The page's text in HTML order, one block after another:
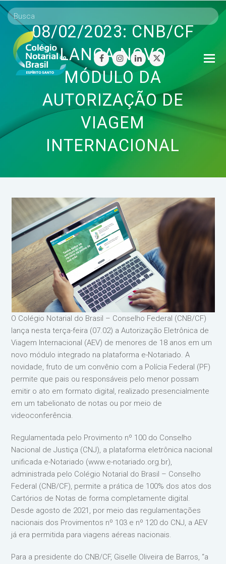
facebookinstagram
linkedintwitter
08/02/2023: CNB/CF
LANÇA NOVO
MÓDULO DA
AUTORIZAÇÃO DE
VIAGEM
INTERNACIONAL
O Colégio Notarial do Brasil – Conselho Federal (CNB/CF)
lança nesta terça-feira (07.02) a Autorização Eletrônica de
Viagem Internacional (AEV) de menores de 18 anos em um
novo módulo integrado na plataforma e-Notariado. A
novidade, fruto de um convênio com a Polícia Federal (PF)
permite que pais ou responsáveis pelo menor possam
emitir o ato em formato digital, realizado presencialmente
em um tabelionato de notas ou por meio de
videoconferência.
Regulamentada pelo Provimento nº 100 do Conselho
Nacional de Justiça (CNJ), a plataforma eletrônica nacional
unificada e-Notariado (www.e-notariado.org.br),
administrada pelo Colégio Notarial do Brasil – Conselho
Federal (CNB/CF), permite a prática de 100% dos atos dos
Cartórios de Notas de forma completamente digital.
Desde agosto de 2021, por meio das regulamentações
nacionais dos Provimentos nº 103 e nº 120 do CNJ, a AEV
já era permitida para viagens aéreas nacionais.
Para a presidente do CNB/CF, Giselle Oliveira de Barros, “a